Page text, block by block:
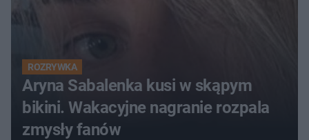
ROZRYWKA
Aryna Sabalenka kusi w skąpym
bikini. Wakacyjne nagranie rozpala
zmysły fanów